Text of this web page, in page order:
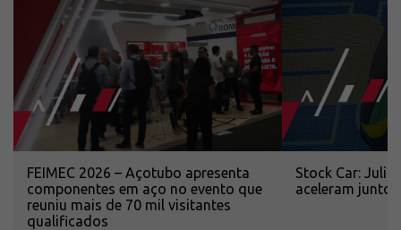
FEIMEC 2026 – Açotubo apresenta
componentes em aço no evento que
reuniu mais de 70 mil visitantes
qualificados
Stock Car:
aceleram